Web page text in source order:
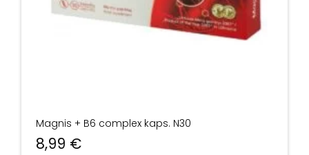
Magnis + B6 complex kaps. N30
8,99 €